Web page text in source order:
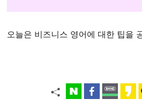
오늘은 비즈니스 영어에 대한 팁을